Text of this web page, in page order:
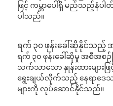
ဖြင့် ကမ္ဘာပေါ်ရှိ မည်သည့်နံပ
ပါသည်။
ရက် ၃၀ ဖုန်းခေါ်ဆိုနိုင်သည့်
ရက် ၃၀ ဖုန်းခေါ်ဆိုမှု အစီအစ
သက်သာသော နှုန်းထားများ
ရွေးချယ်လိုက်သည့် နေရာဒေ
များကို လုပ်ဆောင်နိုင်သည်။